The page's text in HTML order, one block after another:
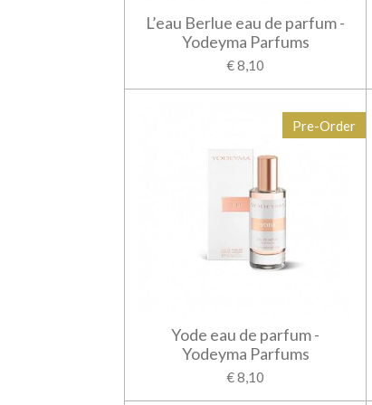
L’eau Berlue eau de parfum -
Yodeyma Parfums
€ 8,10
Pre-Order
Yode eau de parfum -
Yodeyma Parfums
€ 8,10